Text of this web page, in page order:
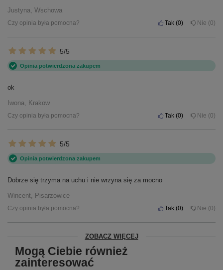
Justyna, Wschowa
Czy opinia była pomocna? Tak 0 Nie 0
5/5
Opinia potwierdzona zakupem
ok
Iwona, Krakow
Czy opinia była pomocna? Tak 0 Nie 0
5/5
Opinia potwierdzona zakupem
Dobrze się trzyma na uchu i nie wrzyna się za mocno
Wincent, Pisarzowice
Czy opinia była pomocna? Tak 0 Nie 0
ZOBACZ WIĘCEJ
Mogą Ciebie również
zainteresować